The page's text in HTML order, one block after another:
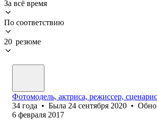
За всё время
По соответствию
20 резюме
Фотомодель, актриса, режиссер,
34 года • Была 24 сентября 2020 •
6 февраля 2017